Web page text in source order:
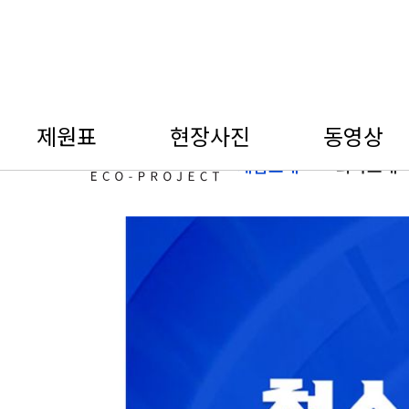
제품소개 회사소개
제원표 현장사진 동영상